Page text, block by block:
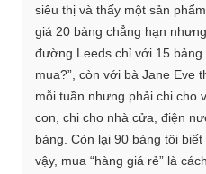
siêu thị và thấy một sản
giá 20 bảng chẳng hạn
đường Leeds chỉ với 15
mua?”, còn với bà Jane Eve
mỗi tuần nhưng phải chi cho
con, chi cho nhà cửa, điện
bảng. Còn lại 90 bảng tôi
vậy, mua “hàng giá rẻ” là